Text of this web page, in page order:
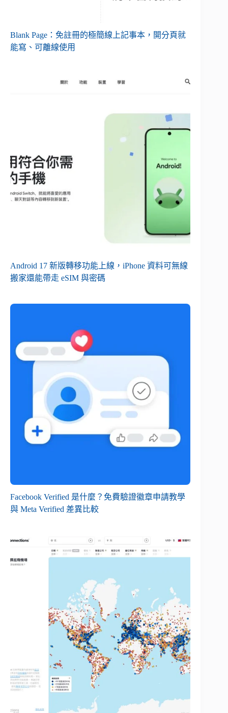
Blank Page：免註冊的極簡線上記事本，開分頁就
能寫、可離線使用
Android 17 新版轉移功能上線，iPhone 資料可無線
搬家還能帶走 eSIM 與密碼
Facebook Verified 是什麼？免費驗證徽章申請教學
與 Meta Verified 差異比較